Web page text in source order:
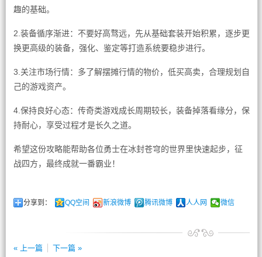
趣的基础。
2.装备循序渐进：不要好高骛远，先从基础套装开始积累，逐步更
换更高级的装备，强化、鉴定等打造系统要稳步进行。
3.关注市场行情：多了解摆摊行情的物价，低买高卖，合理规划自
己的游戏资产。
4.保持良好心态：传奇类游戏成长周期较长，装备掉落看缘分，保
持耐心，享受过程才是长久之道。
希望这份攻略能帮助各位勇士在冰封苍穹的世界里快速起步，征
战四方，最终成就一番霸业！
分享到： QQ空间 新浪微博 腾讯微博 人人网 微信
« 上一篇
下一篇 »